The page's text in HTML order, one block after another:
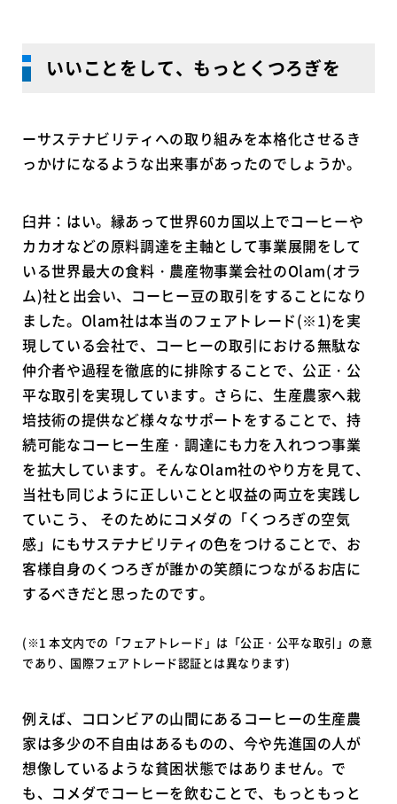
いいことをして、もっとくつろぎを
ーサステナビリティへの取り組みを本格化させるき
っかけになるような出来事があったのでしょうか。
臼井：はい。縁あって世界60カ国以上でコーヒーや
カカオなどの原料調達を主軸として事業展開をして
いる世界最大の食料・農産物事業会社のOlam(オラ
ム)社と出会い、コーヒー豆の取引をすることになり
ました。Olam社は本当のフェアトレード(※1)を実
現している会社で、コーヒーの取引における無駄な
仲介者や過程を徹底的に排除することで、公正・公
平な取引を実現しています。さらに、生産農家へ栽
培技術の提供など様々なサポートをすることで、持
続可能なコーヒー生産・調達にも力を入れつつ事業
を拡大しています。そんなOlam社のやり方を見て、
当社も同じように正しいことと収益の両立を実践し
ていこう、 そのためにコメダの「くつろぎの空気
感」にもサステナビリティの色をつけることで、お
客様自身のくつろぎが誰かの笑顔につながるお店に
するべきだと思ったのです。
(※1 本文内での「フェアトレード」は「公正・公平な取引」の意
であり、国際フェアトレード認証とは異なります)
例えば、コロンビアの山間にあるコーヒーの生産農
家は多少の不自由はあるものの、今や先進国の人が
想像しているような貧困状態ではありません。で
も、コメダでコーヒーを飲むことで、もっともっと